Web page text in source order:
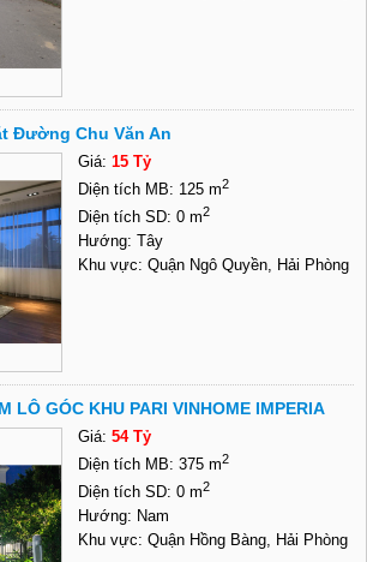
Đường Chu Văn An
Giá: 15 Tỷ
Diện tích MB: 125 m2
Diện tích SD: 0 m2
Hướng: Tây
Khu vực: Quận Ngô Quyền, Hải Phòng
LÔ GÓC KHU PARI VINHOME IMPERIA
Giá: 54 Tỷ
Diện tích MB: 375 m2
Diện tích SD: 0 m2
Hướng: Nam
Khu vực: Quận Hồng Bàng, Hải Phòng